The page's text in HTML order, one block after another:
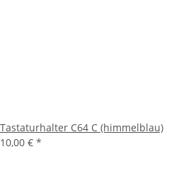
Tastaturhalter C64 C (himmelblau)
10,00 € *